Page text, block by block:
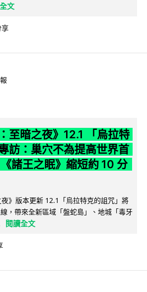
文
至暗之夜》12.1 「烏拉特
訪：巢穴不為提高世界首
諸王之眠》縮短約 10 分
夜》版本更新 12.1「烏拉特克的詛咒」將
，帶來全新區域「盤蛇島」、地城「毒牙
閱讀全文